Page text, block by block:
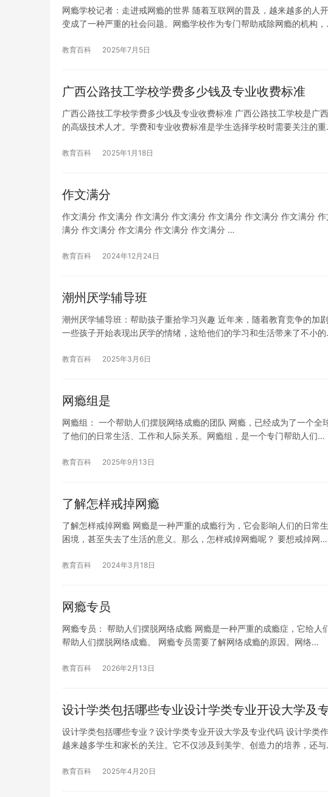
网瘾学校记者：走进戒网瘾的世界 随着互联网的普及，越来越多的人
变成了一种严重的社会问题。网瘾学校作为专门帮助戒除网瘾的机构
教育百科 2025年7月5日
广西公路技工学校学费多少钱及专业收费标准
广西公路技工学校学费多少钱及专业收费标准 广西公路技工学校是
的高级技术人才。学费和专业收费标准是学生选择学校时需要关注的
教育百科 2025年1月18日
作文满分
作文满分 作文满分 作文满分 作文满分 作文满分 作文满分 作文满分
满分 作文满分 作文满分 作文满分 作文满分 …
教育百科 2024年12月24日
潮州厌学辅导班
潮州厌学辅导班：帮助孩子重拾学习兴趣 近年来，随着教育竞争的加
一些孩子开始表现出厌学的情绪，这给他们的学习和生活带来了不小
教育百科 2025年3月6日
网瘾组是
网瘾组： 一个帮助人们摆脱网络成瘾的团队 网瘾，已经成为了一个
了他们的日常生活、工作和人际关系。网瘾组，是一个专门帮助人们…
教育百科 2025年9月13日
了解怎样戒掉网瘾
了解怎样戒掉网瘾 网瘾是一种严重的成瘾行为，它会影响人们的日常
困境，甚至失去了生活的意义。那么，怎样戒掉网瘾呢？ 要想戒掉网…
教育百科 2024年3月18日
网瘾专员
网瘾专员： 帮助人们摆脱网络成瘾 网瘾是一种严重的成瘾症，它给
帮助人们摆脱网络成瘾。 网瘾专员需要了解网络成瘾的原因。网络…
教育百科 2026年2月13日
设计学类包括哪些专业设计学类专业开设大学及
设计学类包括哪些专业？设计学类专业开设大学及专业代码 设计学类
越来越多学生和家长的关注。它不仅涉及到美学、创造力的培养，还
教育百科 2025年4月20日